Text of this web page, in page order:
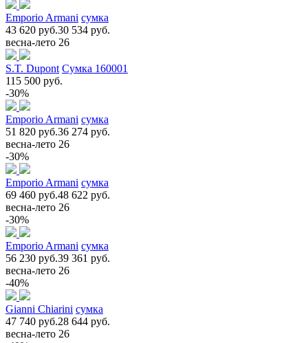
Emporio Armani сумка
43 620 руб.30 534 руб.
весна-лето 26
S.T. Dupont Сумка 160001
115 500 руб.
-30%
Emporio Armani сумка
51 820 руб.36 274 руб.
весна-лето 26
-30%
Emporio Armani сумка
69 460 руб.48 622 руб.
весна-лето 26
-30%
Emporio Armani сумка
56 230 руб.39 361 руб.
весна-лето 26
-40%
Gianni Chiarini сумка
47 740 руб.28 644 руб.
весна-лето 26